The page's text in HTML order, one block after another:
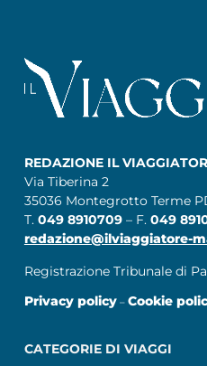
REDAZIONE IL
Via Tiberina 2
35036 Montegrotto Terme
T. 049 8910709 – F. 049
redazione@ilviaggiatore-
Registrazione Tribunale di
Privacy policy– Cookie
CATEGORIE DI VIAGGI